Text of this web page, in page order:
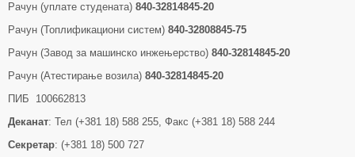
Рачун (уплате студената) 840-32814845-20
Рачун (Топлификациони систем) 840-32808845-75
Рачун (Завод за машинско инжењерство) 840-32814845-20
Рачун (Атестирање возила) 840-32814845-20
ПИБ 100662813
Деканат: Тел (+381 18) 588 255, Факс (+381 18) 588 244
Секретар: (+381 18) 500 727